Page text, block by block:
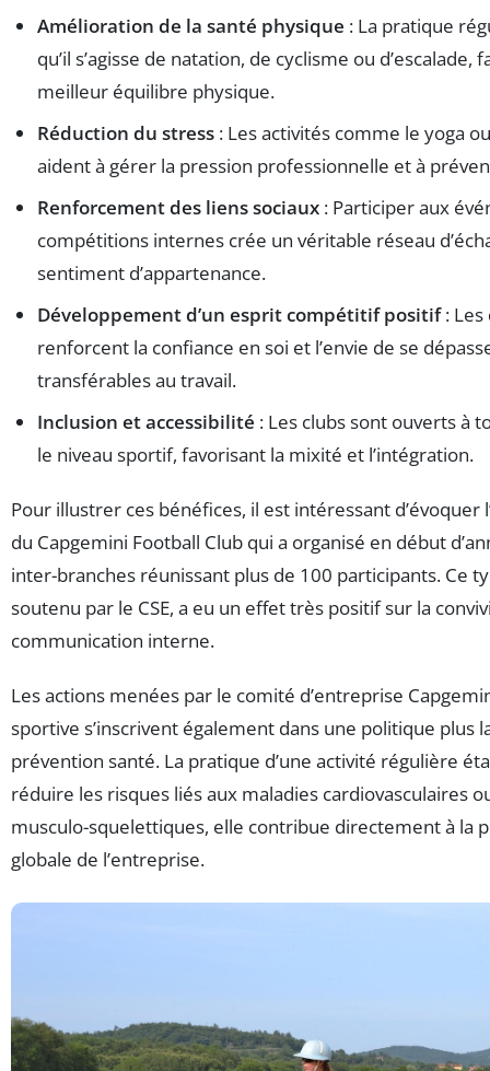
Amélioration de la santé physique : La pratique
qu’il s’agisse de natation, de cyclisme ou d’escalade,
meilleur équilibre physique.
Réduction du stress : Les activités comme le yoga
aident à gérer la pression professionnelle et à
Renforcement des liens sociaux : Participer aux
compétitions internes crée un véritable réseau
sentiment d’appartenance.
Développement d’un esprit compétitif positif: Les
renforcent la confiance en soi et l’envie de se
transférables au travail.
Inclusion et accessibilité : Les clubs sont ouverts à
le niveau sportif, favorisant la mixité et l’intégration.
Pour illustrer ces bénéfices, il est intéressant d’évoquer
du Capgemini Football Club qui a organisé en début
inter-branches réunissant plus de 100 participants. Ce
soutenu par le CSE, a eu un effet très positif sur la
communication interne.
Les actions menées par le comité d’entreprise
sportive s’inscrivent également dans une politique plus
prévention santé. La pratique d’une activité régulière
réduire les risques liés aux maladies cardiovasculaires
musculo-squelettiques, elle contribue directement à la
globale de l’entreprise.